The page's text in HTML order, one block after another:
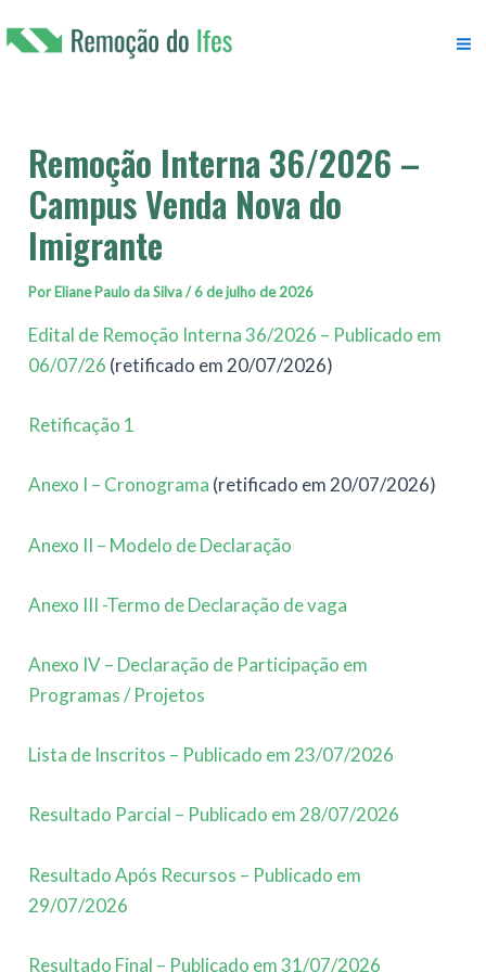
para
Remoção Interna 36/2026 –
Campus Venda Nova do
Imigrante
PorEliane Paulo da Silva/6 de julho de 2026
Edital de Remoção Interna 36/2026 – Publicado em
06/07/26 (retificado em 20/07/2026)
Retificação 1
Anexo I – Cronograma (retificado em 20/07/2026)
Anexo II – Modelo de Declaração
Anexo III -Termo de Declaração de vaga
Anexo IV – Declaração de Participação em
Programas / Projetos
Lista de Inscritos – Publicado em 23/07/2026
Resultado Parcial – Publicado em 28/07/2026
Resultado Após Recursos – Publicado em
29/07/2026
Resultado Final – Publicado em 31/07/2026